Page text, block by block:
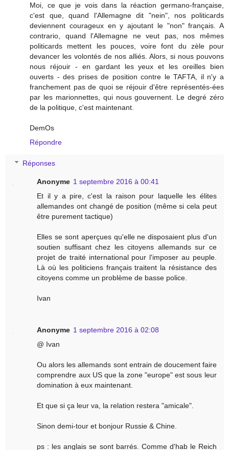
Moi, ce que je vois dans la réaction germano-française,
c'est que, quand l'Allemagne dit "nein", nos politicards
deviennent courageux en y ajoutant le "non" français. A
contrario, quand l'Allemagne ne veut pas, nos mêmes
politicards mettent les pouces, voire font du zèle pour
devancer les volontés de nos alliés. Alors, si nous pouvons
nous réjouir - en gardant les yeux et les oreilles bien
ouverts - des prises de position contre le TAFTA, il n'y a
franchement pas de quoi se réjouir d'être représentés-ées
par les marionnettes, qui nous gouvernent. Le degré zéro
de la politique, c'est maintenant.
DemOs
Répondre
Réponses
Anonyme 1 septembre 2016 à 00:41
Et il y a pire, c'est la raison pour laquelle les élites
allemandes ont changé de position (même si cela peut
être purement tactique)
Elles se sont aperçues qu'elle ne disposaient plus d'un
soutien suffisant chez les citoyens allemands sur ce
projet de traité international pour l'imposer au peuple.
Là où les politiciens français traitent la résistance des
citoyens comme un problème de basse police.
Ivan
Anonyme 1 septembre 2016 à 02:08
@ Ivan
Ou alors les allemands sont entrain de doucement faire
comprendre aux US que la zone "europe" est sous leur
domination à eux maintenant.
Et que si ça leur va, la relation restera "amicale".
Sinon demi-tour et bonjour Russie & Chine.
ps : les anglais se sont barrés. Comme d'hab le Reich